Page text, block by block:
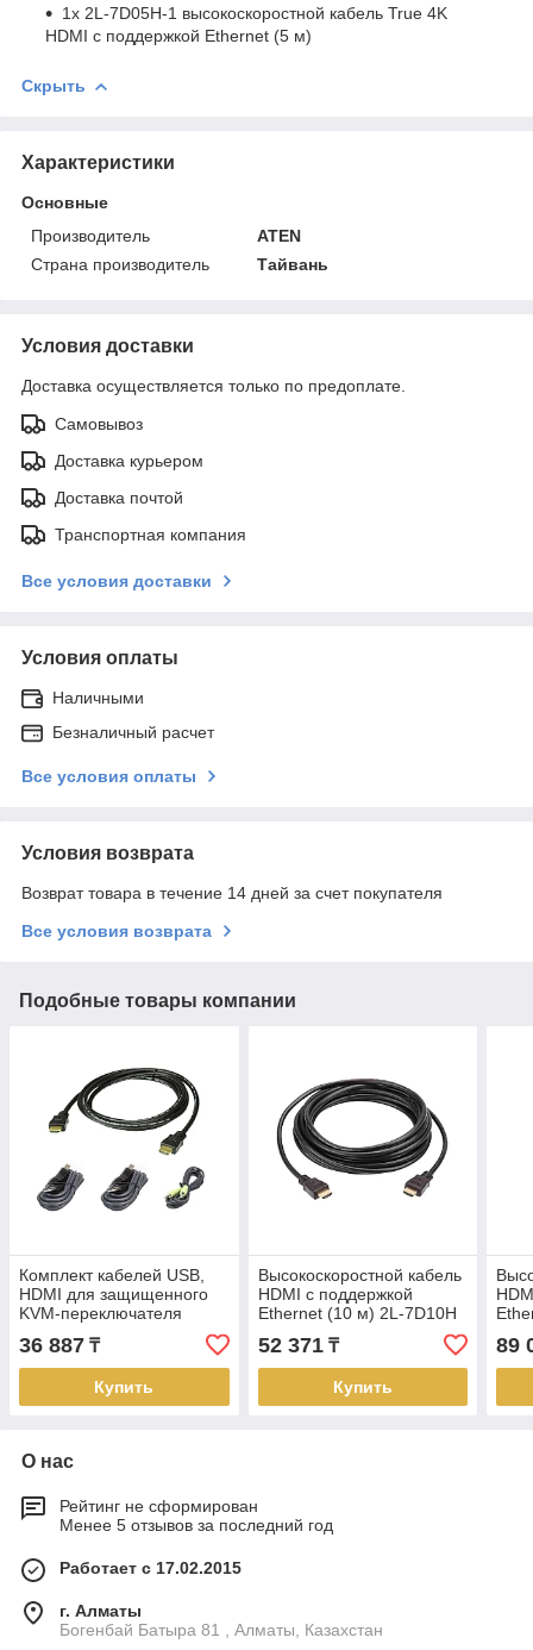
1x 2L-7D05H-1 высокоскоростной кабель True 4K
HDMI с поддержкой Ethernet (5 м)
Скрыть
Характеристики
Основные
Производитель
ATEN
Страна производитель
Тайвань
Условия доставки
Доставка осуществляется только по предоплате.
Самовывоз
Доставка курьером
Доставка почтой
Транспортная компания
Все условия доставки
Условия оплаты
Наличными
Безналичный расчет
Все условия оплаты
Условия возврата
Возврат товара в течение 14 дней за счет покупателя
Все условия возврата
Подобные товары компании
Комплект кабелей USB,
HDMI для защищенного
KVM-переключателя
(1.8м) 2L-7D02UHX4 ATEN
36 887 ₸
Купить
Высокоскоростной кабель
HDMI с поддержкой
Ethernet (10 м) 2L-7D10H
52 371₸
Купить
89
О нас
Рейтинг не сформирован
Менее 5 отзывов за последний год
Работает с 17.02.2015
г. Алматы
Богенбай Батыра 81 , Алматы, Казахстан